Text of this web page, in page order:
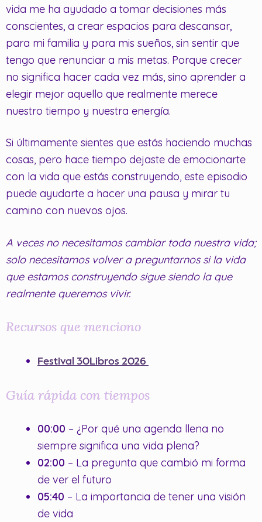
vida me ha ayudado a tomar decisiones más
conscientes, a crear espacios para descansar,
para mi familia y para mis sueños, sin sentir que
tengo que renunciar a mis metas. Porque crecer
no significa hacer cada vez más, sino aprender a
elegir mejor aquello que realmente merece
nuestro tiempo y nuestra energía.
Si últimamente sientes que estás haciendo muchas
cosas, pero hace tiempo dejaste de emocionarte
con la vida que estás construyendo, este episodio
puede ayudarte a hacer una pausa y mirar tu
camino con nuevos ojos.
A veces no necesitamos cambiar toda nuestra vida;
solo necesitamos volver a preguntarnos si la vida
que estamos construyendo sigue siendo la que
realmente queremos vivir.
Recursos que menciono
Festival 30Libros 2026
Guía rápida con tiempos
00:00 – ¿Por qué una agenda llena no
siempre significa una vida plena?
02:00 – La pregunta que cambió mi forma
de ver el futuro
05:40 – La importancia de tener una visión
de vida